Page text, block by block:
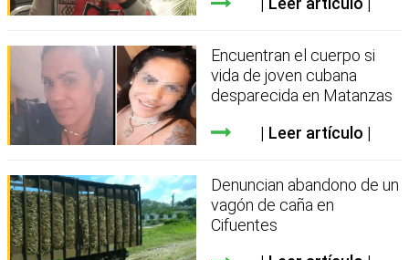
Encuentran el cuerpo si
vida de joven cubana
desparecida en Matanzas
Leer artículo
Denuncian abandono de un
vagón de caña en
Cifuentes